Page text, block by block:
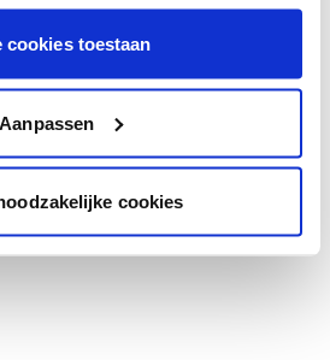
cookies toestaan
Aanpassen
cookies
op basis van de lichtinval
technologische check-up